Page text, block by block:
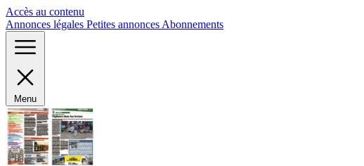
Accès au contenu
Annonces légales Petites annonces Abonnements
Menu
Panneau de gestion des cookies